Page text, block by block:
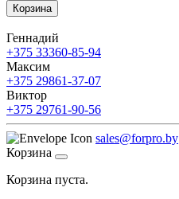
Корзина
Геннадий
+375 33360-85-94
Максим
+375 29861-37-07
Виктор
+375 29761-90-56
sales@forpro.by
Корзина
Корзина пуста.